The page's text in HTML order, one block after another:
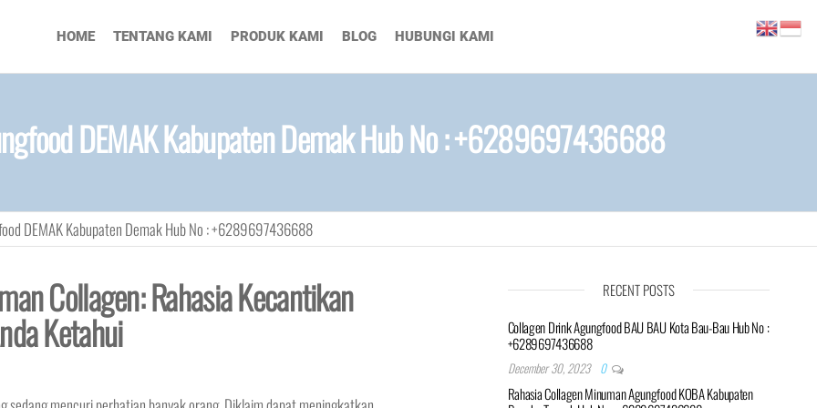
HOME TENTANG KAMI PRODUK KAMI BLOG HUBUNGI KAMI
DEMAK Kabupaten Demak Hub No : +6289697436688
DEMAK Kabupaten Demak Hub No : +6289697436688
Collagen: Rahasia Kecantikan
Ketahui
RECENT POSTS
Collagen Drink Agungfood BAU BAU Kota Bau-Bau Hub No :
+6289697436688
December 30, 2023 0
Rahasia Collagen Minuman Agungfood KOBA Kabupaten